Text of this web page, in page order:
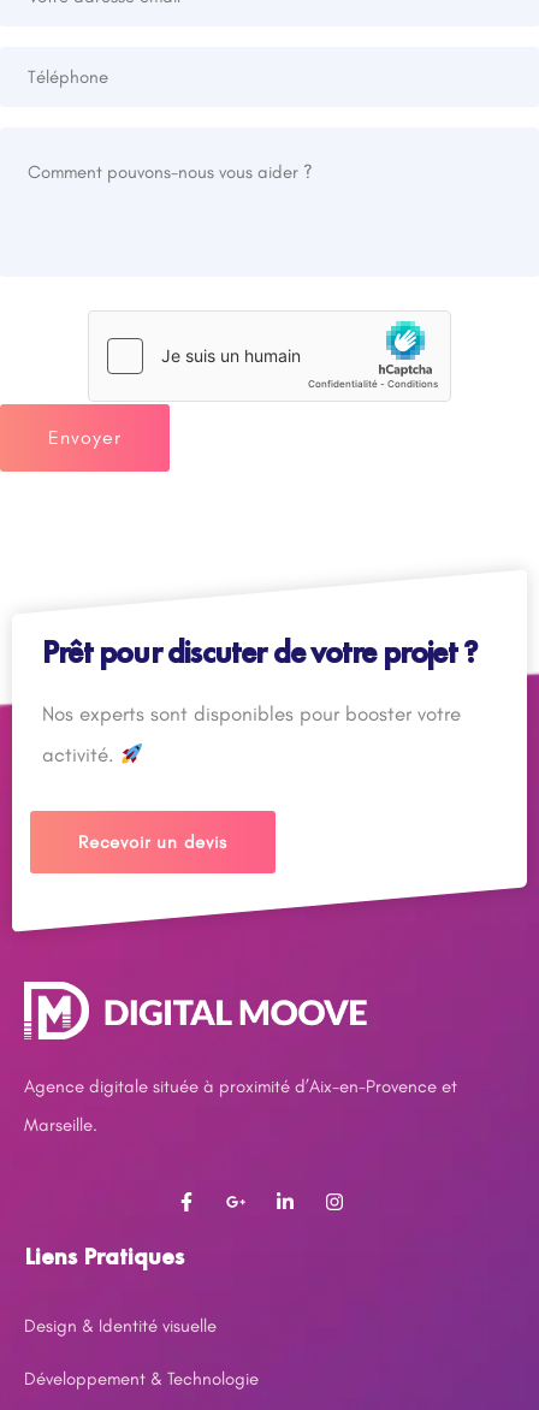
Prêt pour discuter de votre projet ?
Nos experts sont disponibles pour booster votre
activité.
Recevoir un devis
Agence digitale située à proximité d’Aix-en-Provence et
Marseille.
Liens Pratiques
Design & Identité visuelle
Développement & Technologie